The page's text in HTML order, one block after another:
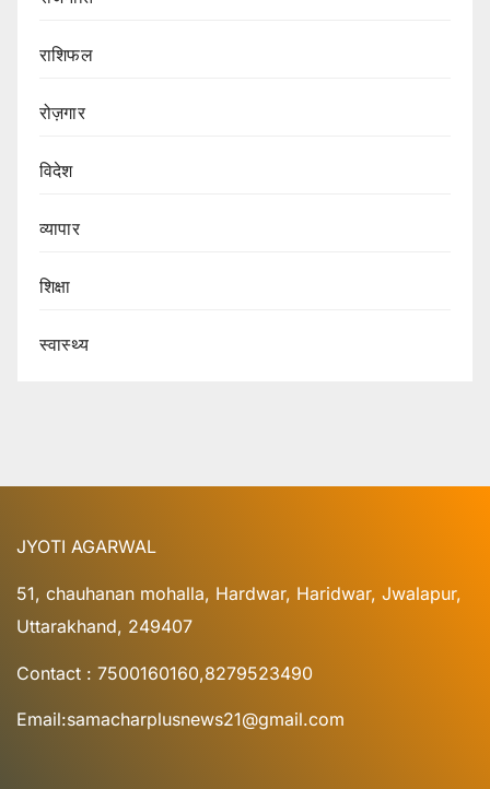
राशिफल
रोज़गार
विदेश
व्यापार
शिक्षा
स्वास्थ्य
JYOTI AGARWAL
51, chauhanan mohalla, Hardwar, Haridwar, Jwalapur,
Uttarakhand, 249407
Contact : 7500160160,8279523490
Email:samacharplusnews21@gmail.com